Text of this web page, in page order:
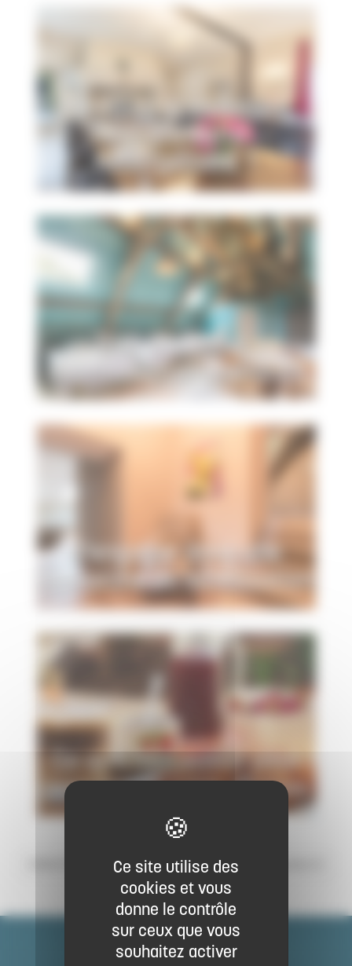
Pourquoi et comment
classer votre
hébergement ?
Taxe de séjour :
information et pratiques
S'engager dans une
démarche de labellisation
Ce qu'il faut savoir pour
proposer la table d'hôtes
Ce site utilise des
cookies et vous
donne le contrôle
sur ceux que vous
souhaitez activer